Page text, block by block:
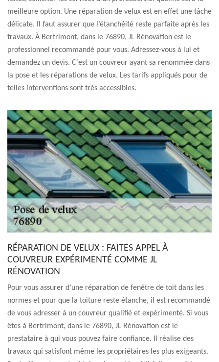
meilleure option. Une réparation de velux est en effet une tâche
délicate. Il faut assurer que l’étanchéité reste parfaite après les
travaux. À Bertrimont, dans le 76890, JL Rénovation est le
professionnel recommandé pour vous. Adressez-vous à lui et
demandez un devis. C’est un couvreur ayant sa renommée dans
la pose et les réparations de velux. Les tarifs appliqués pour de
telles interventions sont très accessibles.
RÉPARATION DE VELUX : FAITES APPEL À
COUVREUR EXPÉRIMENTÉ COMME JL
RÉNOVATION
Pour vous assurer d’une réparation de fenêtre de toit dans les
normes et pour que la toiture reste étanche, il est recommandé
de vous adresser à un couvreur qualifié et expérimenté. Si vous
êtes à Bertrimont, dans le 76890, JL Rénovation est le
prestataire à qui vous pouvez faire confiance. Il réalise des
travaux qui satisfont même les propriétaires les plus exigeants.